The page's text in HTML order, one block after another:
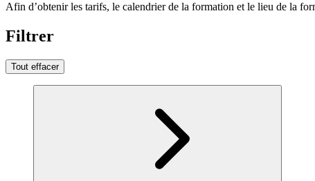
Afin d’obtenir les tarifs, le calendrier de la formation et le lieu de la
Filtrer
Tout effacer